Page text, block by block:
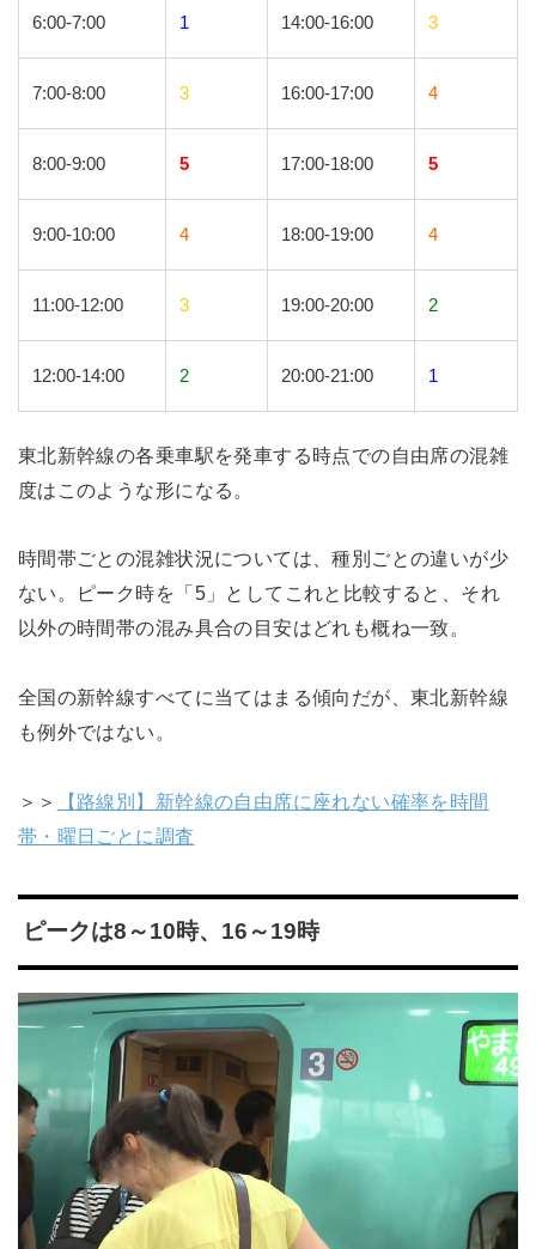
6:00-7:00 1 14:00-16:00 3
7:00-8:00 3 16:00-17:00 4
8:00-9:00 5 17:00-18:00 5
9:00-10:00 4 18:00-19:00 4
11:00-12:00 3 19:00-20:00 2
12:00-14:00 2 20:00-21:00 1
東北新幹線の各乗車駅を発車する時点での自由席の混雑
度はこのような形になる。
時間帯ごとの混雑状況については、種別ごとの違いが少
ない。ピーク時を「5」としてこれと比較すると、それ
以外の時間帯の混み具合の目安はどれも概ね一致。
全国の新幹線すべてに当てはまる傾向だが、東北新幹線
も例外ではない。
＞＞
【路線別】新幹線の自由席に座れない確率を時間
帯・曜日ごとに調査
ピークは8～10時、16～19時